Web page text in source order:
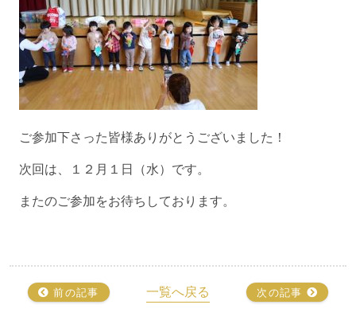
ご参加下さった皆様ありがとうございました！
次回は、１２月１日（水）です。
またのご参加をお待ちしております。
前の記事 一覧へ戻る 次の記事